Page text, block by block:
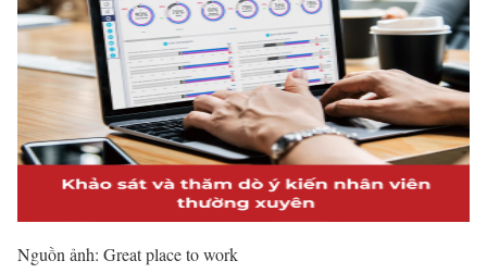
Nguồn ảnh: Great place to work